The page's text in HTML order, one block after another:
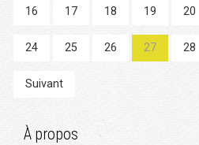
16 17 18 19 20
24 25 26 27 28
Suivant
À propos